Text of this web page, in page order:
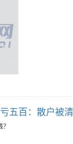
五百：散户被